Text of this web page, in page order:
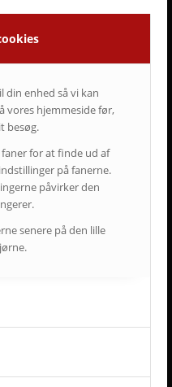
din enhed så vi kan
vores hjemmeside før,
besøg.
for at finde ud af
på fanerne.
påvirker den
senere på den lille
LEVERANDØR
godt samarbejde.
helt til dørs.
på løsningen.
& support.
for AV-branchen.
samarbejder.